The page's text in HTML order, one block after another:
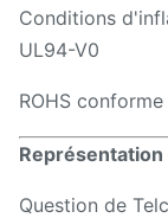
Conditions
UL94-V0
ROHS conforme
Représentation
Question de